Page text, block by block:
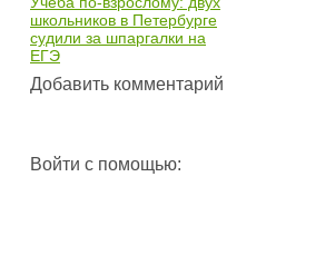
школьников в Петербурге
судили за шпаргалки на
ЕГЭ
Добавить комментарий
Войти с помощью: